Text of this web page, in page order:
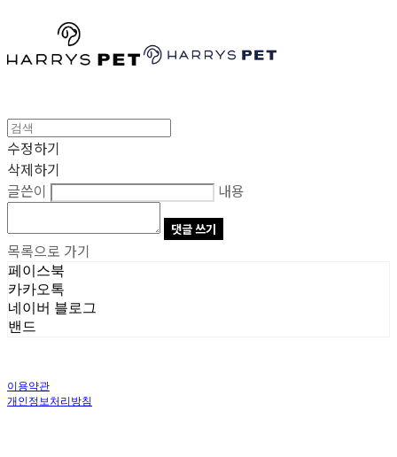
수정하기
삭제하기
글쓴이
내용
댓글 쓰기
목록으로 가기
페이스북
카카오톡
네이버 블로그
밴드
이용약관
개인정보처리방침